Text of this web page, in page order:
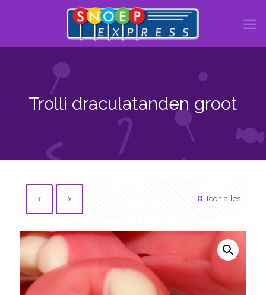
Trolli draculatanden groot
Toon alles